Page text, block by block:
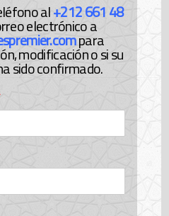
al+212 661 48
electrónico a
para
modificación o si su
sido confirmado.